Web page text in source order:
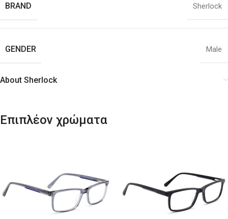
BRAND
Sherlock
GENDER Male
About Sherlock
Επιπλέον χρώματα